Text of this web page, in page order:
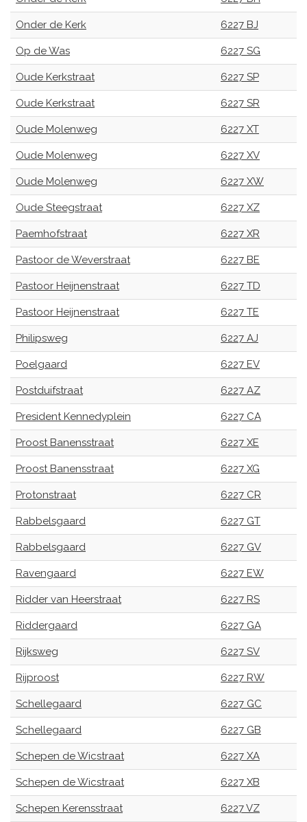
Onder de Kerk 6227 BJ
Op de Was 6227 SG
Oude Kerkstraat 6227 SP
Oude Kerkstraat 6227 SR
Oude Molenweg 6227 XT
Oude Molenweg 6227 XV
Oude Molenweg 6227 XW
Oude Steegstraat 6227 XZ
Paemhofstraat 6227 XR
Pastoor de Weverstraat 6227 BE
Pastoor Heijnenstraat 6227 TD
Pastoor Heijnenstraat 6227 TE
Philipsweg 6227 AJ
Poelgaard 6227 EV
Postduifstraat 6227 AZ
President Kennedyplein 6227 CA
Proost Banensstraat 6227 XE
Proost Banensstraat 6227 XG
Protonstraat 6227 CR
Rabbelsgaard 6227 GT
Rabbelsgaard 6227 GV
Ravengaard 6227 EW
Ridder van Heerstraat 6227 RS
Riddergaard 6227 GA
Rijksweg 6227 SV
Rijproost 6227 RW
Schellegaard 6227 GC
Schellegaard 6227 GB
Schepen de Wicstraat 6227 XA
Schepen de Wicstraat 6227 XB
Schepen Kerensstraat 6227 VZ